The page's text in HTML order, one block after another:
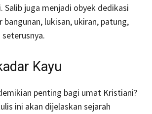
Salib juga menjadi obyek dedikasi
lukisan, ukiran, patung,
Kayu
penting bagi umat Kristiani?
ini akan dijelaskan sejarah